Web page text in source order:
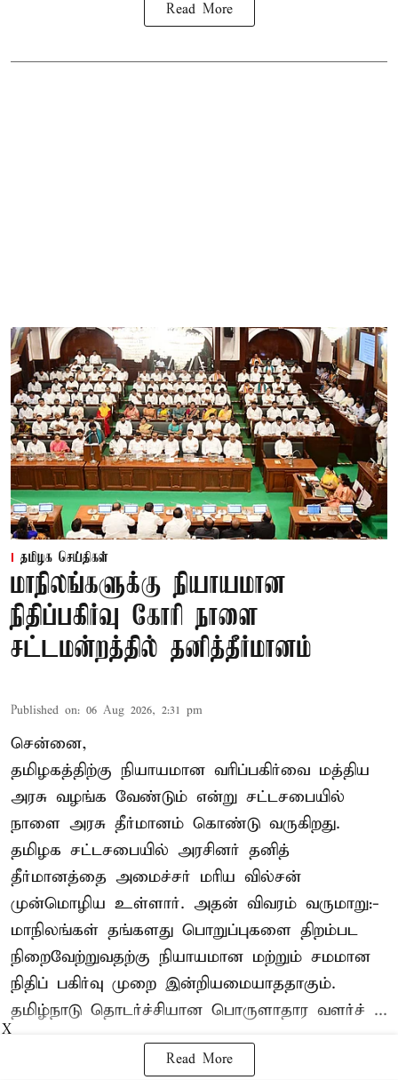
Read More
தமிழக செய்திகள்
மாநிலங்களுக்கு நியாயமான
நிதிப்பகிர்வு கோரி நாளை
சட்டமன்றத்தில் தனித்தீர்மானம்
Published on: 06 Aug 2026, 2:31 pm
சென்னை,
தமிழகத்திற்கு நியாயமான வரிப்பகிர்வை மத்திய
அரசு வழங்க வேண்டும் என்று சட்டசபையில்
நாளை அரசு தீர்மானம் கொண்டு வருகிறது.
தமிழக சட்டசபையில் அரசினர் தனித்
தீர்மானத்தை அமைச்சர் மரிய வில்சன்
முன்மொழிய உள்ளார். அதன் விவரம் வருமாறு:-
மாநிலங்கள் தங்களது பொறுப்புகளை திறம்பட
நிறைவேற்றுவதற்கு நியாயமான மற்றும் சமமான
நிதிப் பகிர்வு முறை இன்றியமையாததாகும்.
தமிழ்நாடு தொடர்ச்சியான பொருளாதார வளர்ச் ...
Read More
X